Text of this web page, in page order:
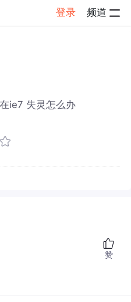
登录 频道
ie7 失灵怎么办
赞